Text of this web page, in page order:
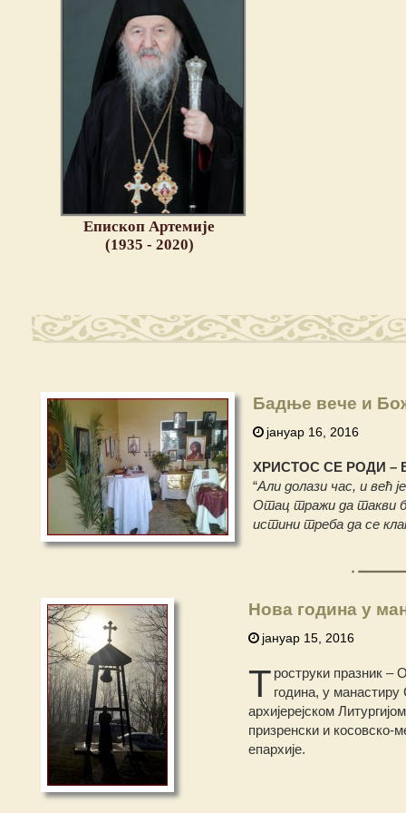
Епископ Артемије
(1935 - 2020)
Бадње вече и
јануар 16, 2016
ХРИСТОС СЕ РОДИ –
“Али долази час, и већ
Отац тражи да такви
истини треба да се
Нова година у
јануар 15, 2016
Т роструки празник –
година, у манастиру
aрхијерејском
призренски и косовско-
епархије.